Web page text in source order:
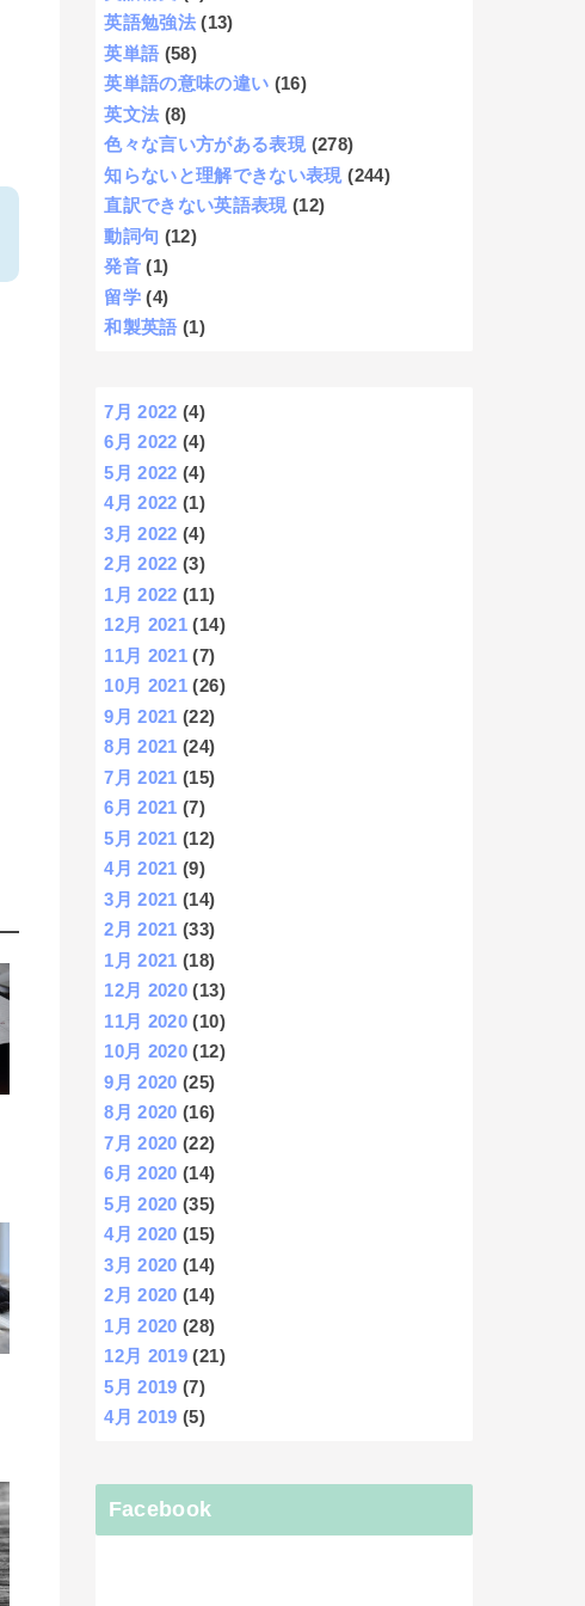
英語勉強法 (13)
英単語 (58)
英単語の意味の違い (16)
英文法 (8)
色々な言い方がある表現 (278)
知らないと理解できない表現 (244)
直訳できない英語表現 (12)
動詞句 (12)
発音 (1)
留学 (4)
和製英語 (1)
7月 2022 (4)
6月 2022 (4)
5月 2022 (4)
4月 2022 (1)
3月 2022 (4)
2月 2022 (3)
1月 2022 (11)
12月 2021 (14)
11月 2021 (7)
10月 2021 (26)
9月 2021 (22)
8月 2021 (24)
7月 2021 (15)
6月 2021 (7)
5月 2021 (12)
4月 2021 (9)
3月 2021 (14)
2月 2021 (33)
1月 2021 (18)
12月 2020 (13)
11月 2020 (10)
10月 2020 (12)
9月 2020 (25)
8月 2020 (16)
7月 2020 (22)
6月 2020 (14)
5月 2020 (35)
4月 2020 (15)
3月 2020 (14)
2月 2020 (14)
1月 2020 (28)
12月 2019 (21)
5月 2019 (7)
4月 2019 (5)
Facebook